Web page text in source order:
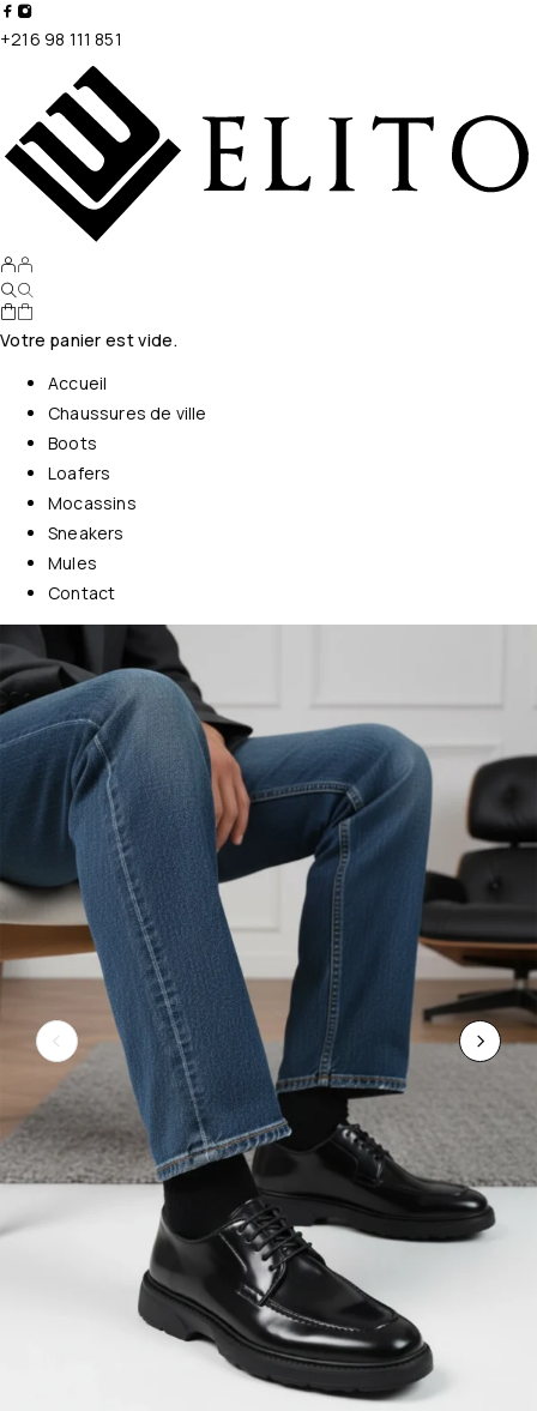
+216 98 111 851
Votre panier est vide.
Accueil
Chaussures de ville
Boots
Loafers
Mocassins
Sneakers
Mules
Contact